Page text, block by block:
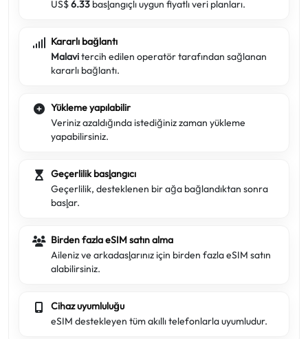
US$6.33 başlangıçlı uygun fiyatlı veri planları.
Kararlı bağlantı
Malavitercih edilen operatör tarafından sağlanan
kararlı bağlantı.
Yükleme yapılabilir
Veriniz azaldığında istediğiniz zaman yükleme
yapabilirsiniz.
Geçerlilik başlangıcı
Geçerlilik, desteklenen bir ağa bağlandıktan sonra
başlar.
Birden fazla eSIM satın alma
Aileniz ve arkadaşlarınız için birden fazla eSIM satın
alabilirsiniz.
Cihaz uyumluluğu
eSIM destekleyen tüm akıllı telefonlarla uyumludur.